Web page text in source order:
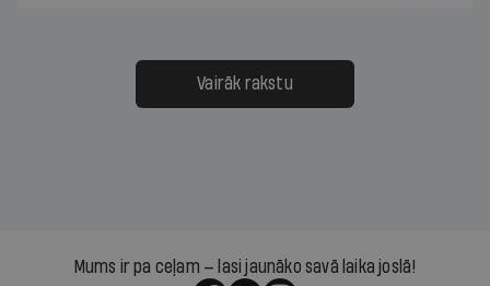
Vairāk rakstu
Mums ir pa ceļam — lasi jaunāko savā laika joslā!